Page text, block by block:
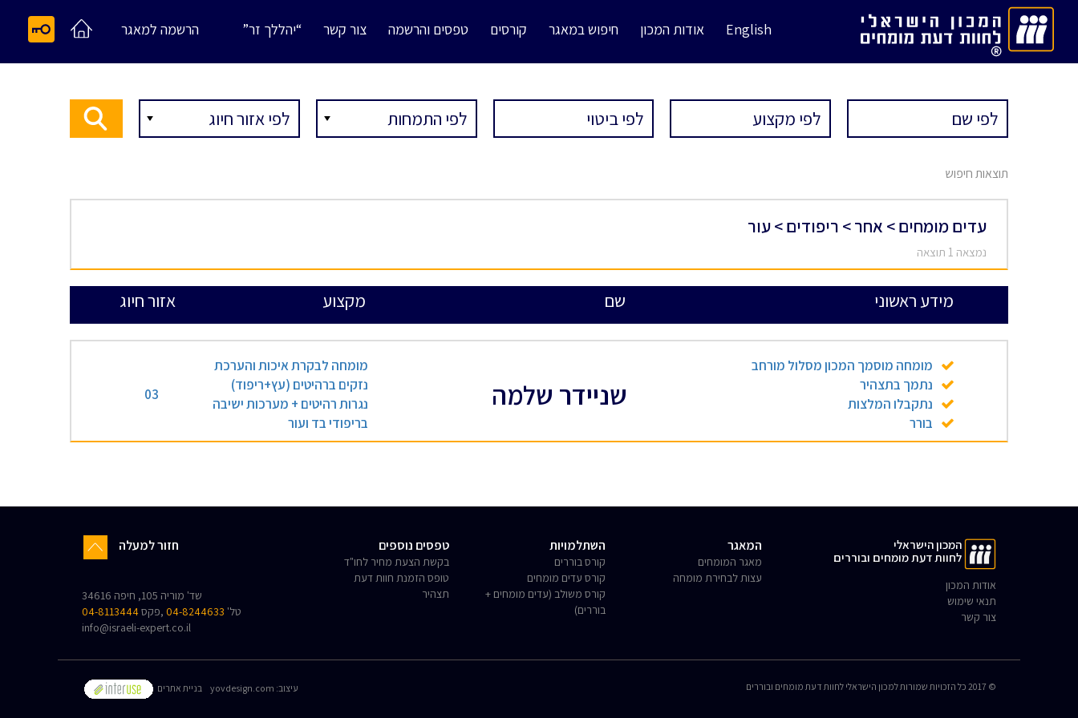
English אודות המכון חיפוש במאגר קורסים טפסים והרשמה צור קשר “יהללך זר” הרשמה למאגר
תוצאות חיפוש
עדים מומחים > אחר > ריפודים > עור
נמצאה 1 תוצאה
מידע ראשוני שם מקצוע אזור חיוג
מומחה מוסמך המכון מסלול מורחב
נתמך בתצהיר
נתקבלו המלצות
בורר
שניידר שלמה
מומחה לבקרת איכות והערכת
נזקים ברהיטים (עץ+ריפוד)
נגרות רהיטים + מערכות ישיבה
בריפודי בד ועור
03
המכון הישראלי
לחוות דעת מומחים ובוררים
אודות המכון
תנאי שימוש
צור קשר
המאגר
מאגר המומחים
עצות לבחירת מומחה
השתלמויות
קורס בוררים
קורס עדים מומחים
קורס משולב (עדים מומחים +
בוררים)
טפסים נוספים
בקשת הצעת מחיר לחו"ד
טופס הזמנת חוות דעת
תצהיר
חזור למעלה
שד' מוריה 105, חיפה 34616
טל' 04-8244633 ,פקס04-8113444
info@israeli-expert.co.il
© 2017 כל הזכויות שמורות למכון הישראלי לחוות דעת מומחים ובוררים בניית אתרים yovdesign.com :עיצוב